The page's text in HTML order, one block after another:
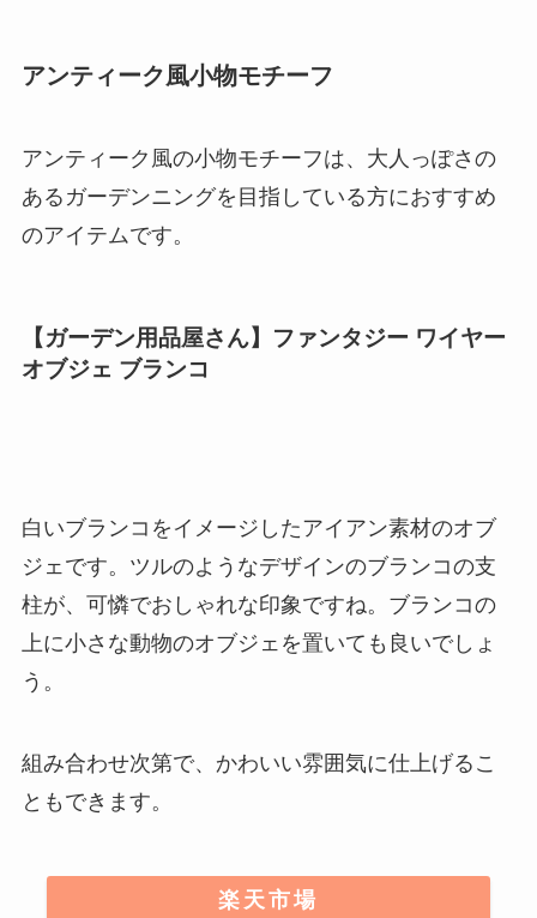
アンティーク風小物モチーフ
アンティーク風の小物モチーフは、大人っぽさの
あるガーデンニングを目指している方におすすめ
のアイテムです。
【ガーデン用品屋さん】ファンタジー ワイヤー
オブジェ ブランコ
白いブランコをイメージしたアイアン素材のオブ
ジェです。ツルのようなデザインのブランコの支
柱が、可憐でおしゃれな印象ですね。ブランコの
上に小さな動物のオブジェを置いても良いでしょ
う。
組み合わせ次第で、かわいい雰囲気に仕上げるこ
ともできます。
楽天市場